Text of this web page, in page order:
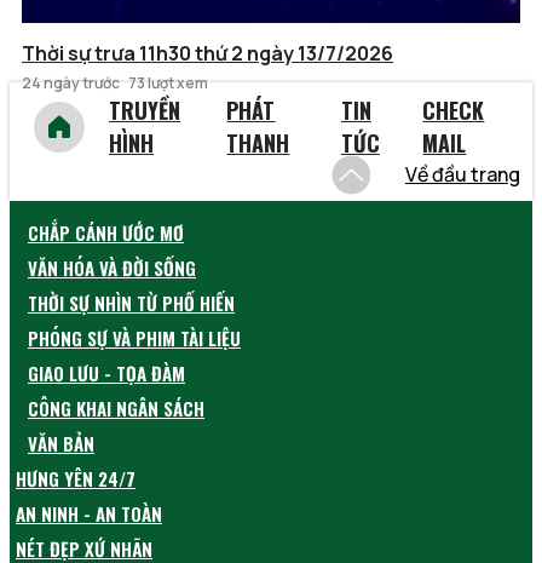
Thời sự trưa 11h30 thứ 2 ngày 13/7/2026
24 ngày trước 73 lượt xem
TRUYỀN
HÌNH
PHÁT
THANH
TIN
TỨC
CHECK
MAIL
Về đầu trang
CHẮP CÁNH ƯỚC MƠ
VĂN HÓA VÀ ĐỜI SỐNG
THỜI SỰ NHÌN TỪ PHỐ HIẾN
PHÓNG SỰ VÀ PHIM TÀI LIỆU
GIAO LƯU - TỌA ĐÀM
CÔNG KHAI NGÂN SÁCH
VĂN BẢN
HƯNG YÊN 24/7
AN NINH - AN TOÀN
NÉT ĐẸP XỨ NHÃN